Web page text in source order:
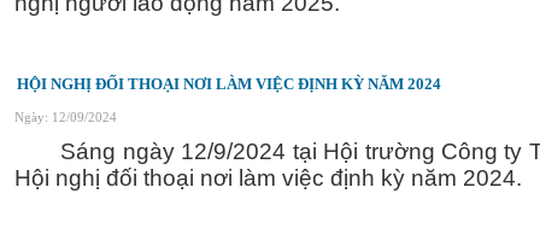
HỘI NGHỊ ĐỐI THOẠI NƠI LÀM VIỆC ĐỊNH KỲ NĂM 2024
Ngày: 12/09/2024
Sáng ngày 12/9/2024 tại Hội trường Công ty
Hội nghị đối thoại nơi làm việc định kỳ năm 2024.